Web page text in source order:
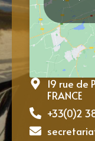
19 rue de
FRANCE
+33(0)2